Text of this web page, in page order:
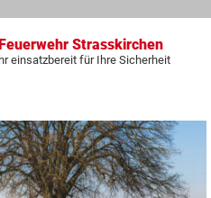
Strasskirchen
einsatzbereit für Ihre Sicherheit
Zum
Inhalt
springen